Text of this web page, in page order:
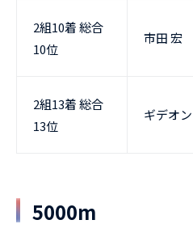
2組10着 総合
10位
市田 宏
2組13着 総合
13位
ギデオ
5000m